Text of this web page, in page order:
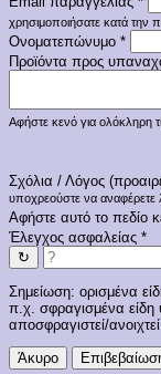
χρησιμοποιήσατε κατά την
Ονοματεπώνυμο *
Προϊόντα προς
Αφήστε κενό για ολόκληρη
Σχόλια / Λόγος
υποχρεούστε να αναφέρετε
Αφήστε αυτό το πεδίο
Έλεγχος ασφαλείας *
↻
Σημείωση: ορισμένα
π.χ. σφραγισμένα είδη
αποσφραγιστεί/ανοιχτεί.
Άκυρο